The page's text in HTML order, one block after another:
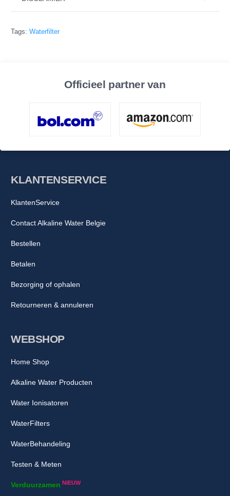
Tags: Waterfilter
Officieel partner van
WEBSHOP
Home Shop
Alkaline Water Producten
Water Ionisatoren
WaterFilters
WaterBehandeling
Testen & Meten
Verduurzamen NIEUW
KLANTENSERVICE
KlantenService
Contact Alkaline Water Belgie
Bestellen
Betalen
Bezorging of ophalen
Retourneren & annuleren